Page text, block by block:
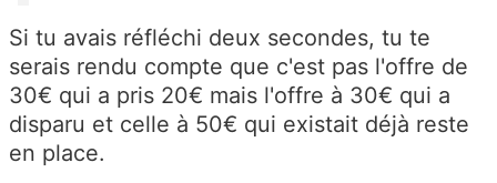
Si tu avais réfléchi deux secondes, tu te
serais rendu compte que c'est pas l'offre de
30€ qui a pris 20€ mais l'offre à 30€ qui a
disparu et celle à 50€ qui existait déjà reste
en place.